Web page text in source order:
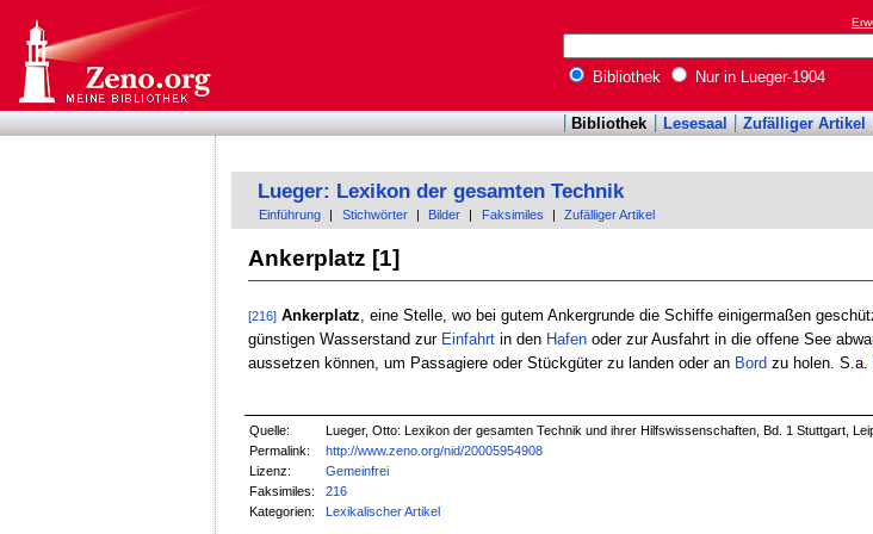
Bibliothek Nur in Lueger-1904
Bibliothek Lesesaal Zufälliger Artikel
Lueger: Lexikon der gesamten Technik
Einführung Stichwörter Bilder Faksimiles Zufälliger Artikel
Ankerplatz [1]
[216] Ankerplatz , eine Stelle, wo bei gutem Ankergrunde die Schiffe einigermaßen
günstigen Wasserstand zur Einfahrtin den Hafenoder zur Ausfahrt in die offene See
aussetzen können, um Passagiere oder Stückgüter zu landen oder an Bord zu holen. S.a.
Quelle:
Lueger, Otto: Lexikon der gesamten Technik und ihrer Hilfswissenschaften, Bd. 1 Stuttgart,
Permalink:
http://www.zeno.org/nid/20005954908
Lizenz:
Gemeinfrei
Faksimiles:
216
Kategorien:
Lexikalischer Artikel